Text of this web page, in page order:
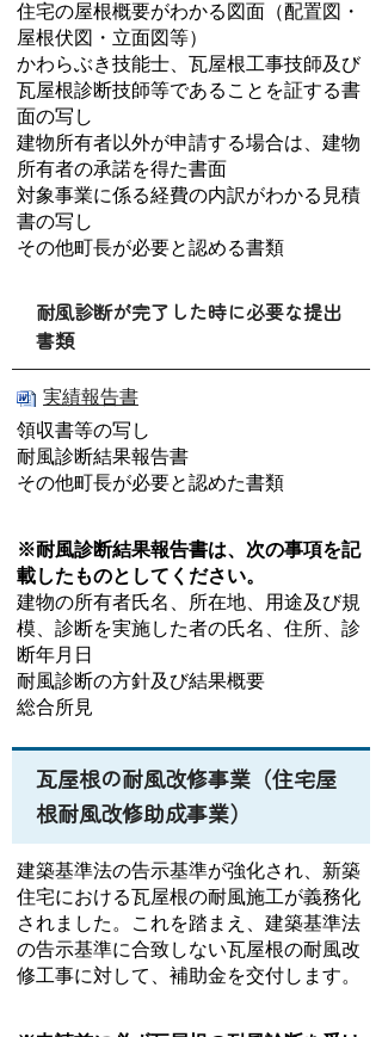
住宅の屋根概要がわかる図面（配置図・
屋根伏図・立面図等）
かわらぶき技能士、瓦屋根工事技師及び
瓦屋根診断技師等であることを証する書
面の写し
建物所有者以外が申請する場合は、建物
所有者の承諾を得た書面
対象事業に係る経費の内訳がわかる見積
書の写し
その他町長が必要と認める書類
耐風診断が完了した時に必要な提出
書類
実績報告書
領収書等の写し
耐風診断結果報告書
その他町長が必要と認めた書類
※耐風診断結果報告書は、次の事項を記
載したものとしてください。
建物の所有者氏名、所在地、用途及び規
模、診断を実施した者の氏名、住所、診
断年月日
耐風診断の方針及び結果概要
総合所見
瓦屋根の耐風改修事業（住宅屋
根耐風改修助成事業）
建築基準法の告示基準が強化され、新築
住宅における瓦屋根の耐風施工が義務化
されました。これを踏まえ、建築基準法
の告示基準に合致しない瓦屋根の耐風改
修工事に対して、補助金を交付します。